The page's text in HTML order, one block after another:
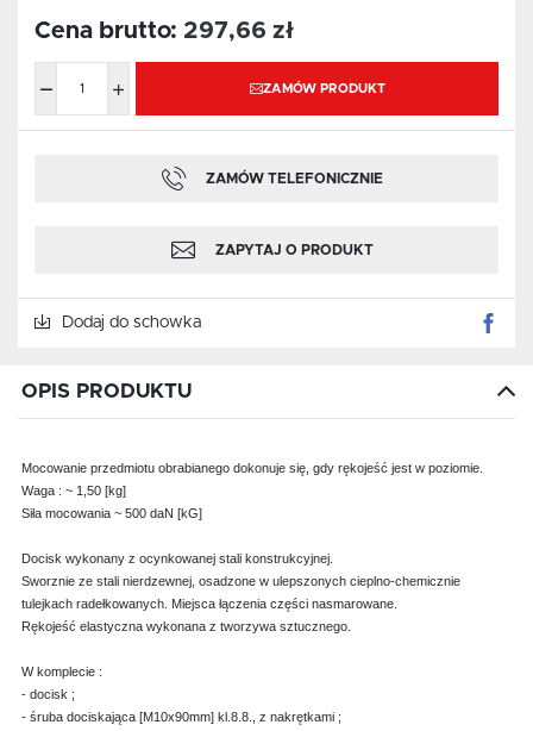
Cena brutto: 297,66 zł
ZAMÓW PRODUKT
ZAMÓW TELEFONICZNIE
ZAPYTAJ O PRODUKT
Dodaj do schowka
OPIS PRODUKTU
Mocowanie przedmiotu obrabianego dokonuje się, gdy rękojeść jest w poziomie.
Waga : ~ 1,50 [kg]
Siła mocowania ~ 500 daN [kG]
Docisk wykonany z ocynkowanej stali konstrukcyjnej.
Sworznie ze stali nierdzewnej, osadzone w ulepszonych cieplno-chemicznie
tulejkach radełkowanych. Miejsca łączenia części nasmarowane.
Rękojeść elastyczna wykonana z tworzywa sztucznego.
W komplecie :
- docisk ;
- śruba dociskająca [M10x90mm] kl.8.8., z nakrętkami ;